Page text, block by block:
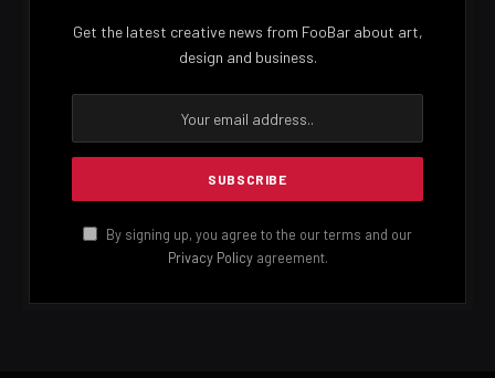
Get the latest creative news from FooBar about art,
design and business.
By signing up, you agree to the our terms and our
Privacy Policyagreement.